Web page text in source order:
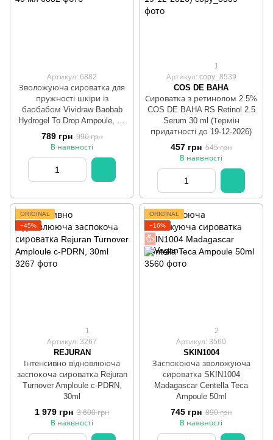
Артикул: 6882
Зволожуюча сироватка для
пружності шкіри із
баобабом Vividraw Baobab
Hydrogel To Drop Ampoule, 40
789 грн 990 грн
В наявності
1
Артикул: copy_8539
COS DE BAHA
Сироватка з ретинолом 2.5%
COS DE BAHA RS Retinol 2.5
Serum 30 ml (Термін
придатності до 19-12-2026)
457 грн 545 грн
В наявності
ORIGINAL
−45%
1
Артикул: 3267
REJURAN
Інтенсивно відновлююча
заспокоча сироватка Rejuran
Turnover Amploule c-PDRN,
30ml
1 979 грн 3 600 грн
В наявності
ORIGINAL
−16%
2
Артикул: 3560
SKIN1004
Заспокоюча зволожуюча
сироватка SKIN1004
Madagascar Centella Teca
Ampoule 50ml
745 грн 890 грн
В наявності